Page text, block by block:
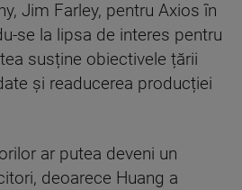
Jim Farley, pentru Axios în
se la lipsa de interes pentru
susține obiectivele țării
și readucerea producției
ar putea deveni un
deoarece Huang a